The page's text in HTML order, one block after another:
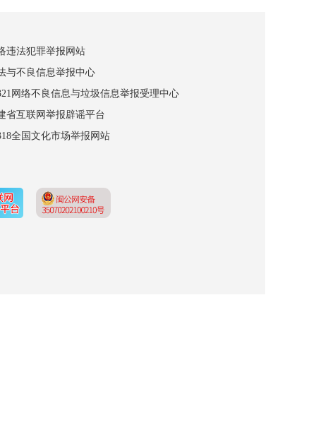
违法犯罪举报网站
与不良信息举报中心
网络不良信息与垃圾信息举报受理中心
省互联网举报辟谣平台
全国文化市场举报网站